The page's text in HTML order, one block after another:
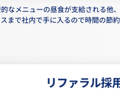
なメニューの昼食が支給される他
まで社内で手に入るので時間の節約
リファラル採